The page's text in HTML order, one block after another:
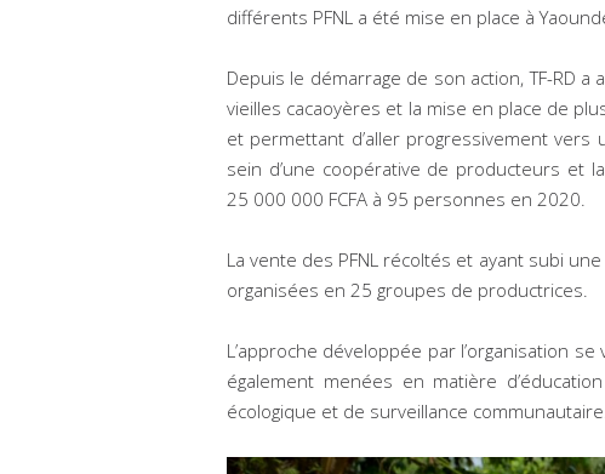
différents PFNL a été mise en place à
Depuis le démarrage de son action, TF-RD
vieilles cacaoyères et la mise en place de
et permettant d’aller progressivement vers
sein d’une coopérative de producteurs et
25 000 000 FCFA à 95 personnes en 2020.
La vente des PFNL récoltés et ayant subi
organisées en 25 groupes de productrices.
L’approche développée par l’organisation
également menées en matière
écologique et de surveillance